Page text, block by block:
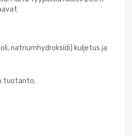
natriumhydroksidi) kuljetus ja
tuotanto;